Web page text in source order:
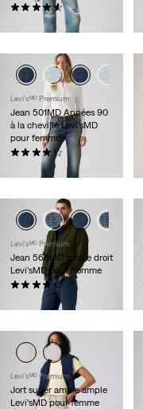
(305)
118,00 $ - 138,00 $
Levi'sᴹᴰ Premium
Jean 501MD Années 90
à la cheville Levi’sMD
pour femme
(237)
118,00 $
Levi'sᴹᴰ Premium
Jean 568MC ample droit
Levi’sMD pour homme
(386)
118,00 $
Levi'sᴹᴰ Premium
Jort super ample ample
Levi’sMD pour femme